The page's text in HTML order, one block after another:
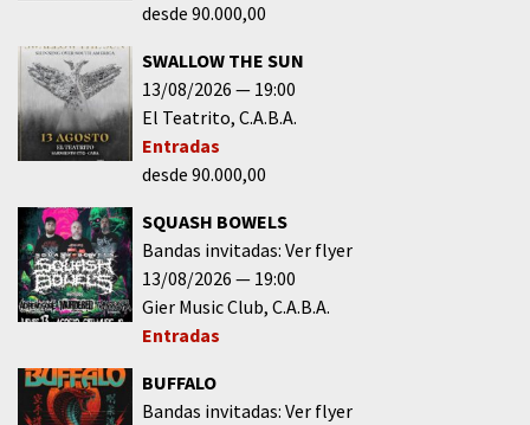
desde 90.000,00
SWALLOW THE SUN
13/08/2026
19:00
El Teatrito C.A.B.A.
Entradas
desde 90.000,00
SQUASH BOWELS
Bandas invitadas: Ver flyer
13/08/2026
19:00
Gier Music Club C.A.B.A.
Entradas
BUFFALO
Bandas invitadas: Ver flyer